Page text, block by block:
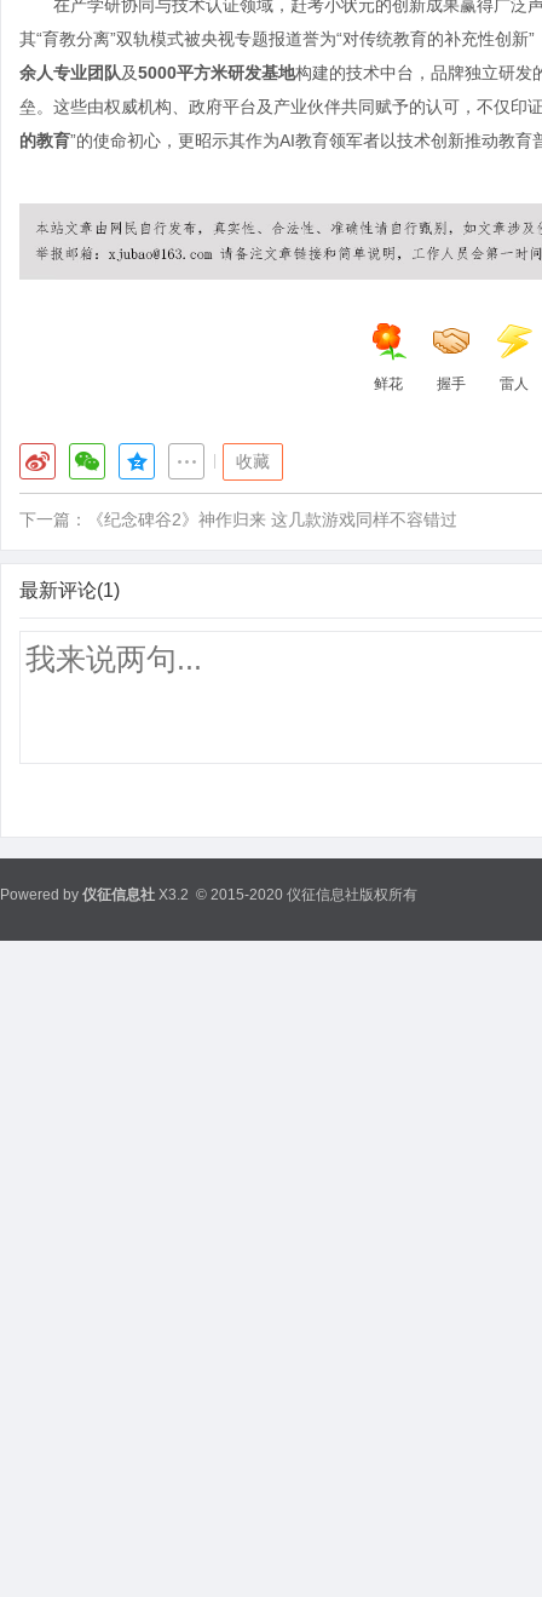
在产学研协同与技术认证领域，赶考小状元的创新成果赢得广泛
其“育教分离”双轨模式被央视专题报道誉为“对传统教育的补充性创新
余人专业团队及5000平方米研发基地构建的技术中台，品牌独立研发
垒。这些由权威机构、政府平台及产业伙伴共同赋予的认可，不仅印
的教育”的使命初心，更昭示其作为AI教育领军者以技术创新推动教育
鲜花 握手 雷人
收藏
下一篇： 《纪念碑谷2》神作归来 这几款游戏同样不容错过
最新评论(1)
Powered by 仪征信息社 X3.2 © 2015-2020 仪征信息社版权所有